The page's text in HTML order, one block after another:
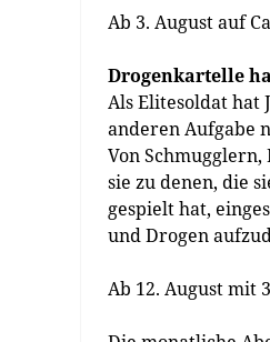
Ab 3. August auf
Drogenkartelle
Als Elitesoldat hat
anderen Aufgabe
Von
sie zu denen, die
gespielt hat,
und Drogen
Ab 12. August mit